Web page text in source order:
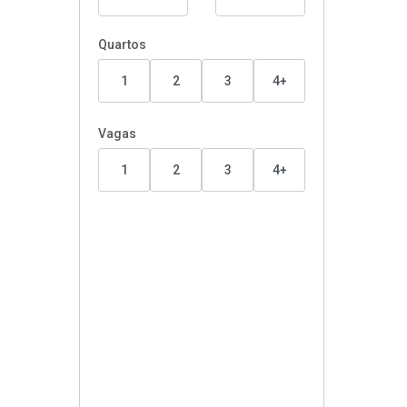
Quartos
1 2 3 4+
Vagas
1 2 3 4+